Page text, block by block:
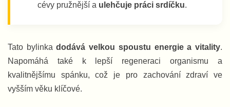
cévy pružnější a ulehčuje práci srdíčku.
Tato bylinkadodává velkou spoustu energie a vitality.
Napomáhá také k lepší regeneraci organismu a
kvalitnějšímu spánku, což je pro zachování zdraví ve
vyšším věku klíčové.